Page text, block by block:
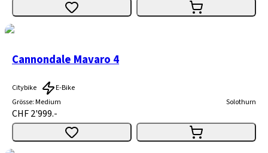
Cannondale Mavaro 4
Citybike
E-Bike
Grösse:Medium Solothurn
CHF 2'999.-